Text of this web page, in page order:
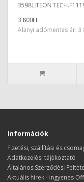
3598LITEON
3 800Ft
Alanyi adómentes ár: 3
Információk
Fizetési, szállítási és
Adatkezelési tájékoztató
Általános Szerződési
Aktuális hírek - ingyenes